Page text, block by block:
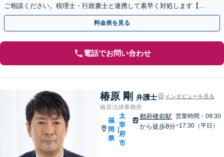
ご相談ください。税理士・行政書士と連携して素早く対処します【夜
間・休日の相談可能】【初回のご相談30分無料】
料金表を見る
電話でお問い合わせ
椿原 剛 弁護士 インタビューを見る
椿原法律事務所
福
岡
県
太
宰
府
市
都府楼前駅
から徒歩8分
営業時間：09:30
~17:30（平日）